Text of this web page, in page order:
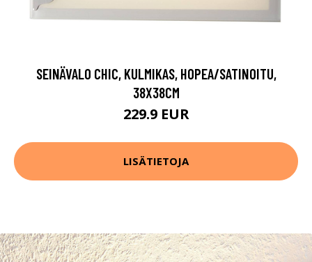
SEINÄVALO CHIC, KULMIKAS, HOPEA/SATINOITU,
38X38CM
229.9 EUR
LISÄTIETOJA